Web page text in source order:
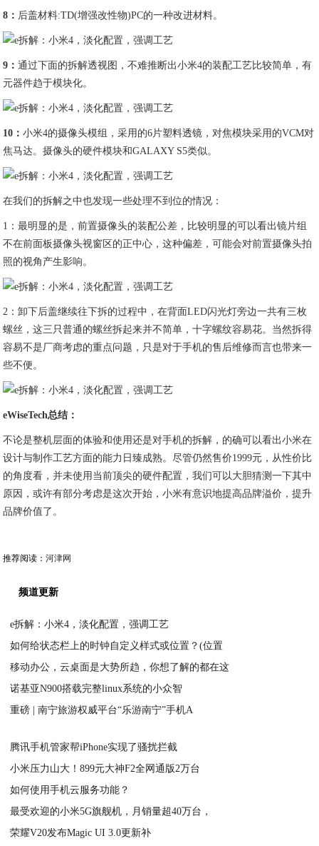
8 ： 后盖材料:TD(增强改性物)PC的一种改进材料。
9 ：通过下面的拆解透视图，不难推断出小米4的装配工艺比较简单，有
元器件趋于模块化。
10 ：小米4的摄像头模组，采用的6片塑料透镜，对焦模块采用的VCM对
焦马达。摄像头的硬件模块和GALAXY S5类似。
在我们的拆解之中也发现一些处理不到位的情况：
1：最明显的是，前置摄像头的装配公差，比较明显的可以看出镜片组
不在前面板摄像头视窗区的正中心，这种偏差，可能会对前置摄像头拍
照的视角产生影响。
2：卸下后盖继续往下拆的过程中，在背面LED闪光灯旁边一共有三枚
螺丝，这三只普通的螺丝拆起来并不简单，十字螺纹容易花。当然拆得
容易不是厂商考虑的重点问题，只是对于手机的售后维修而言也带来一
些不便。
eWiseTech总结：
不论是整机层面的体验和使用还是对手机的拆解，的确可以看出小米在
设计与制作工艺方面的能力日臻成熟。尽管仍然售价1999元，从性价比
的角度看，并未使用当前顶尖的硬件配置，我们可以大胆猜测一下其中
原因，或许有部分考虑是这次开始，小米有意识地提高品牌溢价，提升
品牌价值了。
推荐阅读：河津网
频道更新
e拆解：小米4，淡化配置，强调工艺
如何给状态栏上的时钟自定义样式或位置？(位置
移动办公，云桌面是大势所趋，你想了解的都在这
诺基亚N900搭载完整linux系统的小众智
重磅 | 南宁旅游权威平台“乐游南宁”手机A
腾讯手机管家帮iPhone实现了骚扰拦截
小米压力山大！899元大神F2全网通版2万台
如何使用手机云服务功能？
最受欢迎的小米5G旗舰机，月销量超40万台，
荣耀V20发布Magic UI 3.0更新补